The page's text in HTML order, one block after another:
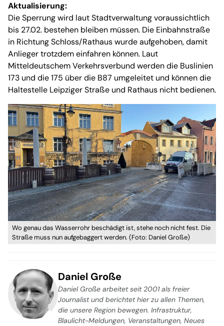
Aktualisierung:
Die Sperrung wird laut Stadtverwaltung voraussichtlich
bis 27.02. bestehen bleiben müssen. Die Einbahnstraße
in Richtung Schloss/Rathaus wurde aufgehoben, damit
Anlieger trotzdem einfahren können. Laut
Mitteldeutschem Verkehrsverbund werden die Buslinien
173 und die 175 über die B87 umgeleitet und können die
Haltestelle Leipziger Straße und Rathaus nicht bedienen.
Wo genau das Wasserrohr beschädigt ist, stehe noch nicht fest. Die
Straße muss nun aufgebaggert werden. (Foto: Daniel Große)
Daniel Große
Daniel Große arbeitet seit 2001 als freier
Journalist und berichtet hier zu allen Themen,
die unsere Region bewegen. Infrastruktur,
Blaulicht-Meldungen, Veranstaltungen, Neues